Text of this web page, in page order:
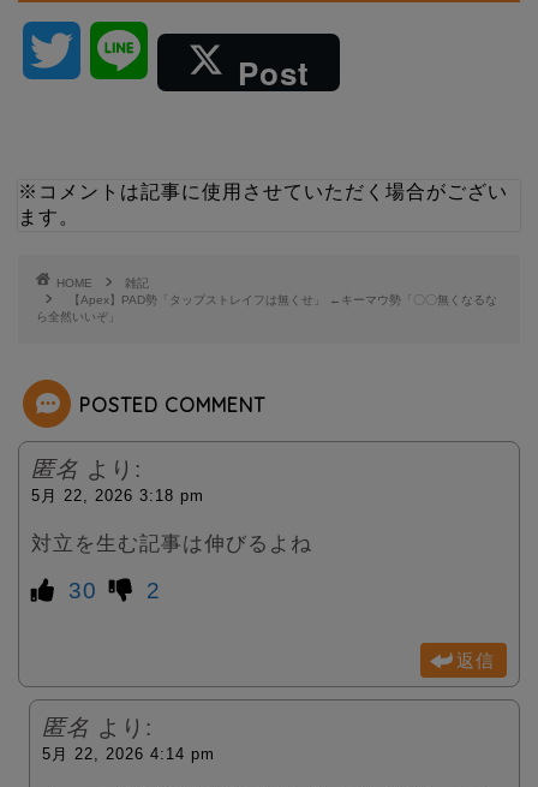
t
r
Post
※コメントは記事に使用させていただく場合がござい
ます。
HOME
雑記
【Apex】PAD勢「タップストレイフは無くせ」 ←キーマウ勢「〇〇無くなるな
ら全然いいぞ」
POSTED COMMENT
匿名 より:
5月 22, 2026 3:18 pm
対立を生む記事は伸びるよね
30 2
返信
匿名 より:
5月 22, 2026 4:14 pm